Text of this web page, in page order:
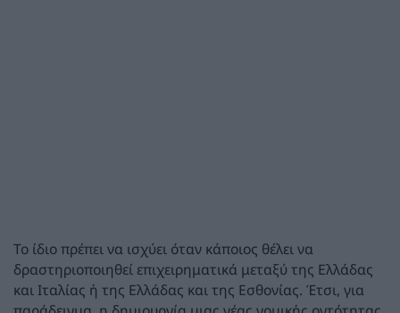
Το ίδιο πρέπει να ισχύει όταν κάποιος θέλει να
δραστηριοποιηθεί επιχειρηματικά μεταξύ της Ελλάδας
και Ιταλίας ή της Ελλάδας και της Εσθονίας. Έτσι, για